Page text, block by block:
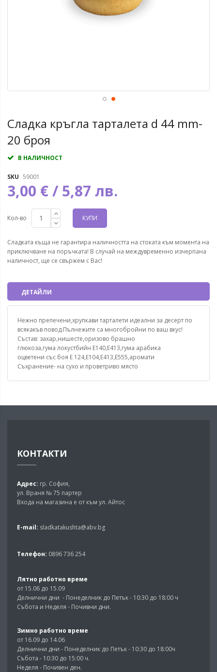
Сладка кръгла тарталета d 44 mm-
20 броя
В НАЛИЧНОСТ
SKU 59001
3,00 € / 5,87 лв.
Кол-во КУПИ
Сладката къща не гарантира наличността на стоката към момента на
приключване на поръчката! В случай на междувременно изчерпана
наличност, ще се свържем с Вас!
ДЕТАЙЛИ
Нежно препечени,хрупкави тарталети идеални за десерт по
всякакъв повод.Пълнежите са многобройни по ваш вкус!
Състав: захар,нишесте,оризово брашно
глюкоза,гума локустбийн Е140,Е413,гума арабика
оцветени със боя Е 124,Е104,Е413,Е555,аромати
Съхранение- на сухо и проветриво място
КОНТАКТИ
Адрес: гр. София,
ул. Враня № 75 партер
Входа на магазина е от към ул. Айтос
E-mail: sladkatakushta@abv.bg
Телефон: 0896 736 254
Лятно работно време
от 15.06 до 15.09
Делнични дни - Понеделник до Петък - 10:30 до 18:00 ч
Събота и Неделя - Почивни дни.
Зимно работно време
от 16.09 до 14.06
Делнични дни - Понеделник до Петък - 10:30 до 18:00ч
Събота - 10:30 до 15:00 ч.
Неделя - Почивен ден.